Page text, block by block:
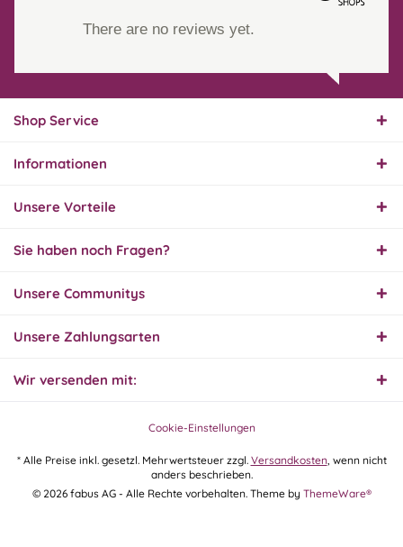
There are no reviews yet.
Shop Service
Informationen
Unsere Vorteile
Sie haben noch Fragen?
Unsere Communitys
Unsere Zahlungsarten
Wir versenden mit:
Cookie-Einstellungen
* Alle Preise inkl. gesetzl. Mehrwertsteuer zzgl. Versandkosten, wenn nicht
anders beschrieben.
© 2026 fabus AG - Alle Rechte vorbehalten. Theme by ThemeWare®